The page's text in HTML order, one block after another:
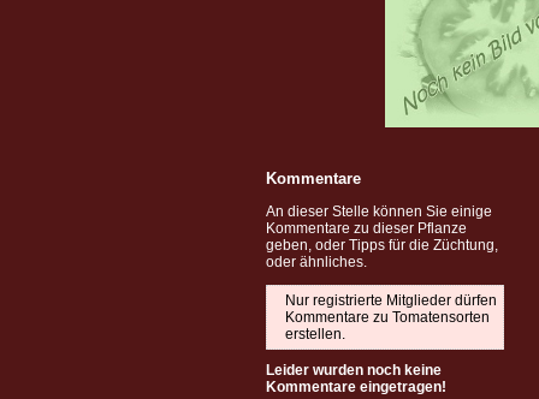
Kommentare
An dieser Stelle können Sie einige
Kommentare zu dieser Pflanze
geben, oder Tipps für die Züchtung,
oder ähnliches.
Nur registrierte Mitglieder dürfen
Kommentare zu Tomatensorten
erstellen.
Leider wurden noch keine
Kommentare eingetragen!